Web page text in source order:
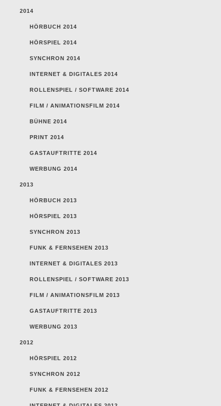
2014
HÖRBUCH 2014
HÖRSPIEL 2014
SYNCHRON 2014
INTERNET & DIGITALES 2014
ROLLENSPIEL / SOFTWARE 2014
FILM / ANIMATIONSFILM 2014
BÜHNE 2014
PRINT 2014
GASTAUFTRITTE 2014
WERBUNG 2014
2013
HÖRBUCH 2013
HÖRSPIEL 2013
SYNCHRON 2013
FUNK & FERNSEHEN 2013
INTERNET & DIGITALES 2013
ROLLENSPIEL / SOFTWARE 2013
FILM / ANIMATIONSFILM 2013
GASTAUFTRITTE 2013
WERBUNG 2013
2012
HÖRSPIEL 2012
SYNCHRON 2012
FUNK & FERNSEHEN 2012